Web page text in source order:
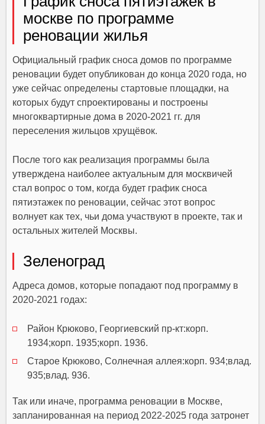
москве по программе
реновации жилья
Официальный график сноса домов по программе
реновации будет опубликован до конца 2020 года, но
уже сейчас определены стартовые площадки, на
которых будут спроектированы и построены
многоквартирные дома в 2020-2021 гг. для
переселения жильцов хрущёвок.
После того как реализация программы была
утверждена наиболее актуальным для москвичей
стал вопрос о том, когда будет график сноса
пятиэтажек по реновации, сейчас этот вопрос
волнует как тех, чьи дома участвуют в проекте, так и
остальных жителей Москвы.
Зеленоград
Адреса домов, которые попадают под программу в
2020-2021 годах:
Район Крюково, Георгиевский пр-кт:корп.
1934;корп. 1935;корп. 1936.
Старое Крюково, Солнечная аллея:корп. 934;влад.
935;влад. 936.
Так или иначе, программа реновации в Москве,
запланированная на период 2022-2025 года затронет